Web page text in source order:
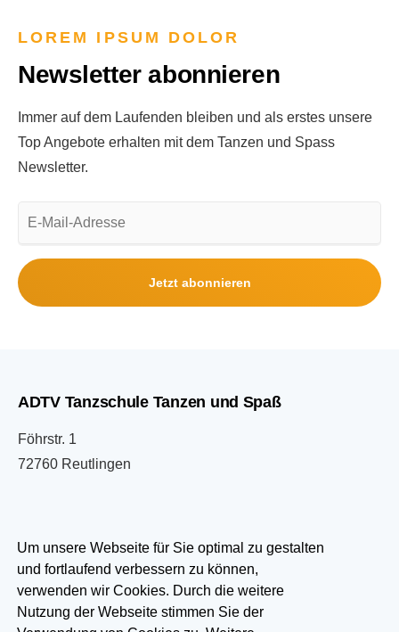
Um unsere Webseite für Sie optimal zu gestalten
und fortlaufend verbessern zu können,
verwenden wir Cookies. Durch die weitere
Nutzung der Webseite stimmen Sie der
LOREM IPSUM DOLOR
Newsletter abonnieren
Immer auf dem Laufenden bleiben und als erstes unsere
Top Angebote erhalten mit dem Tanzen und Spass
Newsletter.
Adresse
Jetzt abonnieren
ADTV Tanzschule Tanzen und Spaß
Föhrstr. 1
72760 Reutlingen
07121 333033
info@tanzen-und-spass.de
Besuchen Sie uns auf: